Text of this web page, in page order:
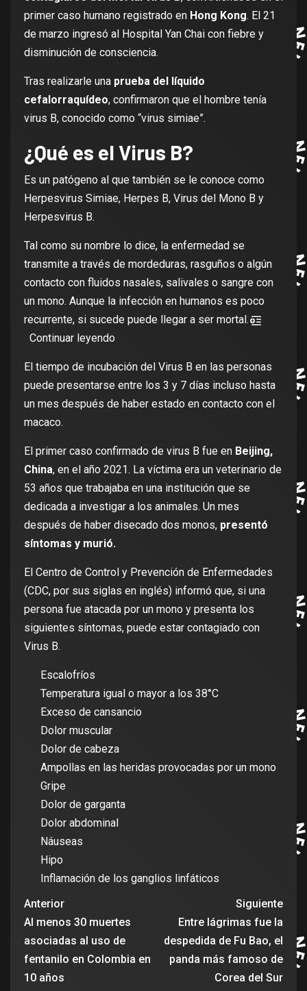
primer caso humano registrado en Hong Kong. El 21
de marzo ingresó al Hospital Yan Chai con fiebre y
disminución de consciencia.
Tras realizarle una prueba del líquido
cefalorraquídeo, confirmaron que el hombre tenía
virus B, conocido como “virus simiae”.
¿Qué es el Virus B?
Es un patógeno al que también se le conoce como
Herpesvirus Simiae, Herpes B, Virus del Mono B y
Herpesvirus B.
Tal como su nombre lo dice, la enfermedad se
transmite a través de mordeduras, rasguños o algún
contacto con fluidos nasales, salivales o sangre con
un mono. Aunque la infección en humanos es poco
recurrente, si sucede puede llegar a ser mortal.
Continuar leyendo
El tiempo de incubación del Virus B en las personas
puede presentarse entre los 3 y 7 días incluso hasta
un mes después de haber estado en contacto con el
macaco.
El primer caso confirmado de virus B fue en Beijing,
China, en el año 2021. La víctima era un veterinario de
53 años que trabajaba en una institución que se
dedicada a investigar a los animales. Un mes
después de haber disecado dos monos, presentó
síntomas y murió.
El Centro de Control y Prevención de Enfermedades
(CDC, por sus siglas en inglés) informó que, si una
persona fue atacada por un mono y presenta los
siguientes síntomas, puede estar contagiado con
Virus B.
Escalofríos
Temperatura igual o mayor a los 38°C
Exceso de cansancio
Dolor muscular
Dolor de cabeza
Ampollas en las heridas provocadas por un mono
Gripe
Dolor de garganta
Dolor abdominal
Náuseas
Hipo
Inflamación de los ganglios linfáticos
Anterior
Al menos 30 muertes
asociadas al uso de
fentanilo en Colombia en
10 años
Siguiente
Entre lágrimas fue la
despedida de Fu Bao, el
panda más famoso de
Corea del Sur